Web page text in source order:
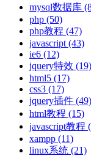
mysql数据库
php (50)
php教程 (47)
javascript (43)
ie6 (12)
jquery特效 (19)
html5 (17)
css3 (17)
jquery插件 (49)
html教程 (15)
javascript教程
xampp (11)
linux系统 (21)